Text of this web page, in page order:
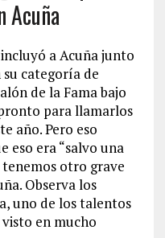
Acuña
a Acuña junto
categoría de
de la Fama bajo
para llamarlos
año. Pero eso
eso era “salvo una
tenemos otro grave
Observa los
uno de los talentos
en mucho